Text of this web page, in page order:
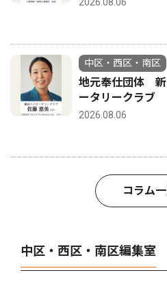
2026.08.06
中区・西区・南区
地元奉仕団体
ータリークラブ
2026.08.06
コラム
中区・西区・南区編集室